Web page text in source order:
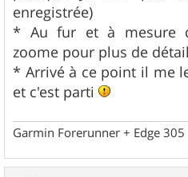
enregistrée)
* Au fur et à mesure
zoome pour plus de
* Arrivé à ce point il me
et c'est parti
Garmin Forerunner + Edge